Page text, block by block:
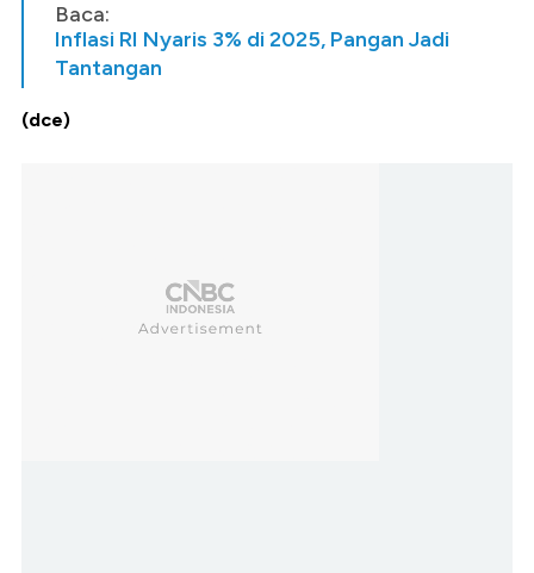
Baca:
Inflasi RI Nyaris 3% di 2025, Pangan Jadi
Tantangan
(dce)